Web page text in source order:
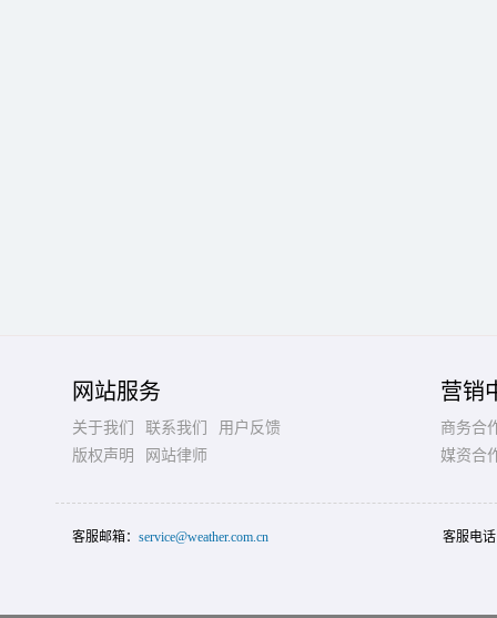
网站服务
关于我们 联系我们
用户反馈
版权声明
网站律师
营销
商务合
媒资合
客服邮箱： service@weather.com.cn 客服电